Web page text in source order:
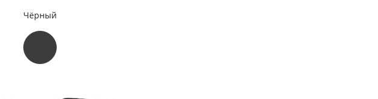
Чёрный